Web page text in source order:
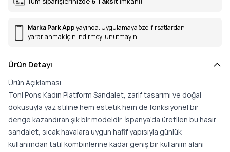
Marka Park Appyayında. Uygulamaya özel fırsatlardan
yararlanmak için indirmeyi unutmayın
Ürün Detayı
Ürün Açıklaması
Toni Pons Kadın Platform Sandalet, zarif tasarımı ve doğal
dokusuyla yaz stiline hem estetik hem de fonksiyonel bir
denge kazandıran şık bir modeldir. İspanya’da üretilen bu hasır
sandalet, sıcak havalara uygun hafif yapısıyla günlük
kullanımdan tatil kombinlerine kadar geniş bir kullanım alanı